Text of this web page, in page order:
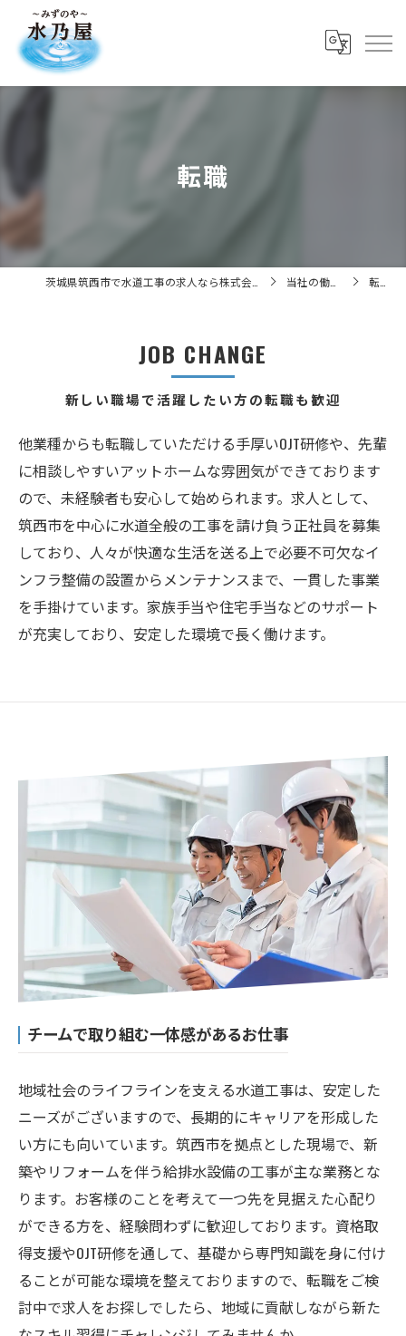
転職
当社の働き方 転職
新しい職場で活躍したい方の転職も歓迎
JOB CHANGE
他業種からも転職していただける手厚いOJT研修や、先輩
に相談しやすいアットホームな雰囲気ができております
ので、未経験者も安心して始められます。求人として、
筑西市を中心に水道全般の工事を請け負う正社員を募集
しており、人々が快適な生活を送る上で必要不可欠なイ
ンフラ整備の設置からメンテナンスまで、一貫した事業
を手掛けています。家族手当や住宅手当などのサポート
が充実しており、安定した環境で長く働けます。
チームで取り組む一体感があるお仕事
地域社会のライフラインを支える水道工事は、安定した
ニーズがございますので、長期的にキャリアを形成した
い方にも向いています。筑西市を拠点とした現場で、新
築やリフォームを伴う給排水設備の工事が主な業務とな
ります。お客様のことを考えて一つ先を見据えた心配り
ができる方を、経験問わずに歓迎しております。資格取
得支援やOJT研修を通して、基礎から専門知識を身に付け
ることが可能な環境を整えておりますので、転職をご検
討中で求人をお探しでしたら、地域に貢献しながら新た